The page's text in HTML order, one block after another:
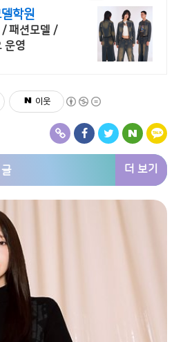
학원
/ 패션모델 /
운영
이웃
더 보기